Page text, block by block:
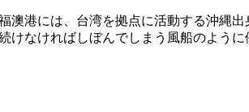
澳港には、台湾を拠点に活動する沖縄
けなければしぼんでしまう風船のように